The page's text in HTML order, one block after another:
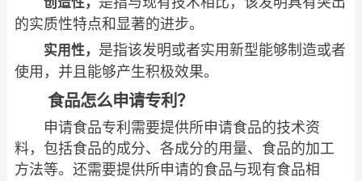
的实质性特点和显著的进步。
实用性， 是指该发明或者实用新型能够制造或者
使用，并且能够产生积极效果。
食品怎么申请专利？
申请食品专利需要提供所申请食品的技术资
料，包括食品的成分、各成分的用量、食品的加工
方法等。还需要提供所申请的食品与现有食品相